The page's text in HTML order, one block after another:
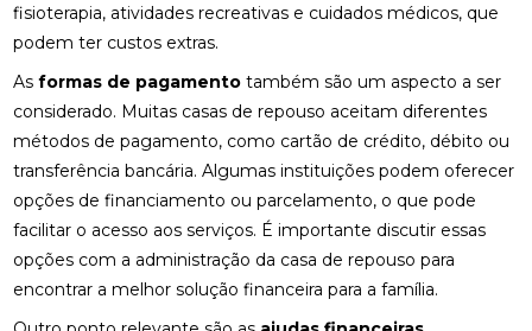
fisioterapia, atividades recreativas e cuidados médicos, que
podem ter custos extras.
Asformas de pagamento também são um aspecto a ser
considerado. Muitas casas de repouso aceitam diferentes
métodos de pagamento, como cartão de crédito, débito ou
transferência bancária. Algumas instituições podem oferecer
opções de financiamento ou parcelamento, o que pode
facilitar o acesso aos serviços. É importante discutir essas
opções com a administração da casa de repouso para
encontrar a melhor solução financeira para a família.